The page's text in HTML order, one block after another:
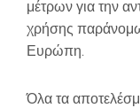
μέτρων για την
χρήσης
Ευρώπη.
Όλα τα